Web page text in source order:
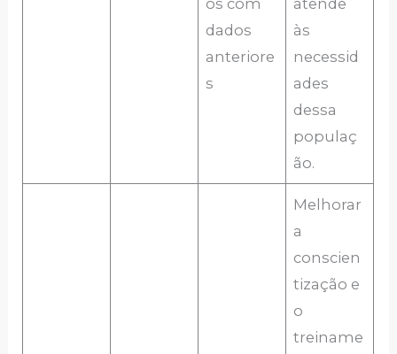
os com
dados
anteriore
s
atende
às
necessid
ades
dessa
populaç
ão.
Melhorar
a
conscien
tização e
o
treiname